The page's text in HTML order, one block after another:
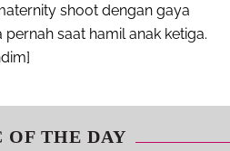
shoot dengan gaya
saat hamil anak ketiga.
OF THE DAY